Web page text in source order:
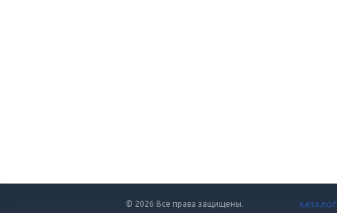
© 2026 Все права защищены. КАТАЛОГ